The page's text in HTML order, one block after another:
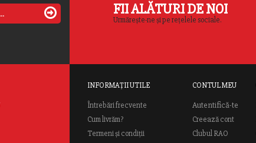
FII ALĂTURI DE NOI
Urmărește-ne și pe rețelele sociale.
INFORMAȚII UTILE
Întrebări frecvente
Cum livrăm?
Termeni și condiții
CONTUL MEU
Autentifică-te
Creează cont
Clubul RAO